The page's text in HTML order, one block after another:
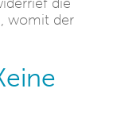
die
womit der